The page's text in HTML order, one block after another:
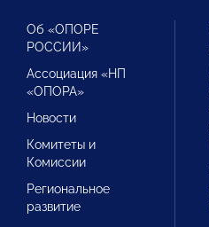
Об «ОПОРЕ
РОССИИ»
Ассоциация «НП
«ОПОРА»
Новости
Комитеты и
Комиссии
Региональное
развитие